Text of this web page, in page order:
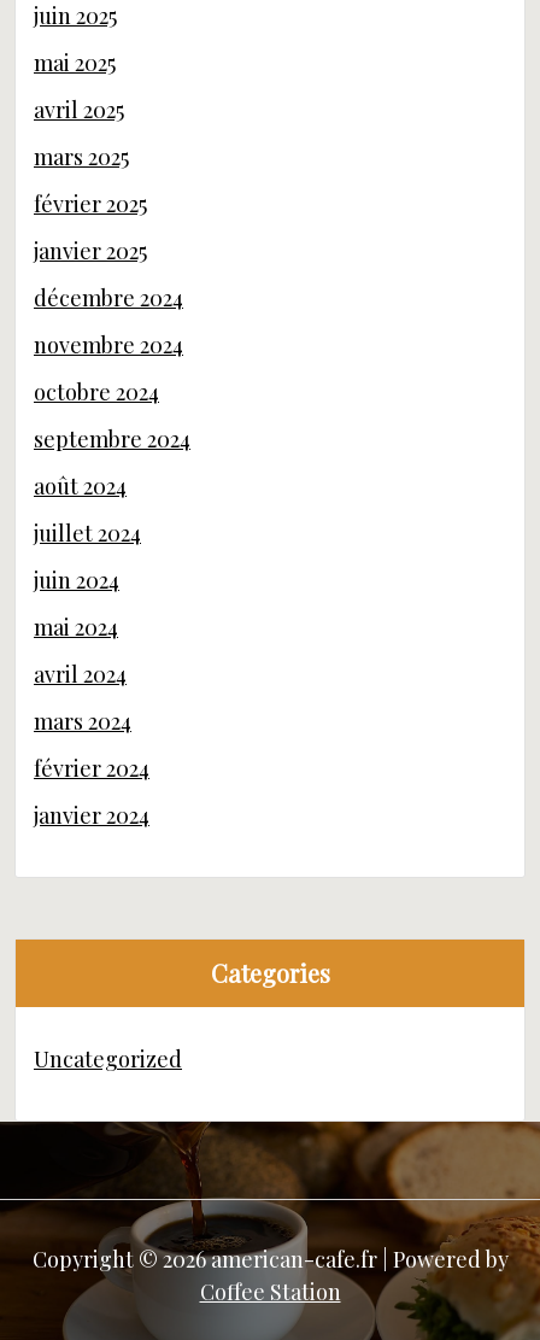
juin 2025
mai 2025
avril 2025
mars 2025
février 2025
janvier 2025
décembre 2024
novembre 2024
octobre 2024
septembre 2024
août 2024
juillet 2024
juin 2024
mai 2024
avril 2024
mars 2024
février 2024
janvier 2024
Categories
Uncategorized
Copyright © 2026 american-cafe.fr | Powered by
Coffee Station